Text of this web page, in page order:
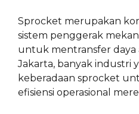
Sprocket merupakan
sistem penggerak
untuk mentransfer daya
Jakarta, banyak industri
keberadaan sprocket
efisiensi operasional